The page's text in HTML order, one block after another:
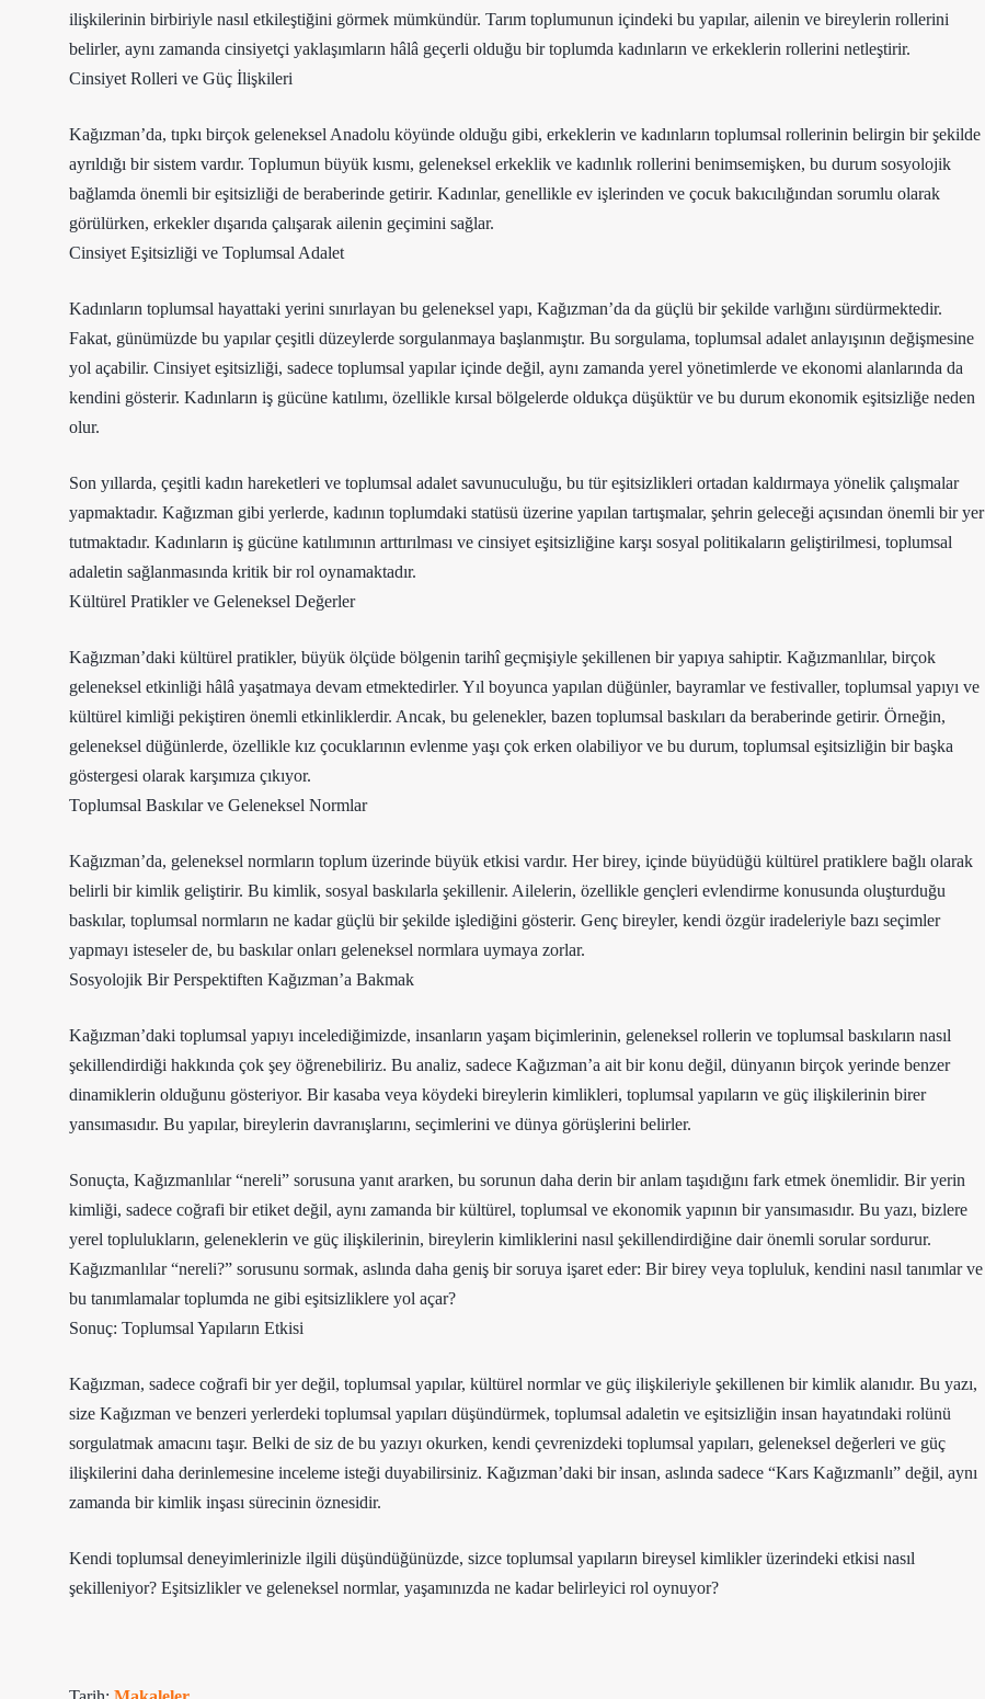
ilişkilerinin birbiriyle nasıl etkileştiğini görmek mümkündür. Tarım toplumunun içindeki bu yapılar, ailenin ve bireylerin rollerini
belirler, aynı zamanda cinsiyetçi yaklaşımların hâlâ geçerli olduğu bir toplumda kadınların ve erkeklerin rollerini netleştirir.
Cinsiyet Rolleri ve Güç İlişkileri
Kağızman’da, tıpkı birçok geleneksel Anadolu köyünde olduğu gibi, erkeklerin ve kadınların toplumsal rollerinin belirgin bir şekilde
ayrıldığı bir sistem vardır. Toplumun büyük kısmı, geleneksel erkeklik ve kadınlık rollerini benimsemişken, bu durum sosyolojik
bağlamda önemli bir eşitsizliği de beraberinde getirir. Kadınlar, genellikle ev işlerinden ve çocuk bakıcılığından sorumlu olarak
görülürken, erkekler dışarıda çalışarak ailenin geçimini sağlar.
Cinsiyet Eşitsizliği ve Toplumsal Adalet
Kadınların toplumsal hayattaki yerini sınırlayan bu geleneksel yapı, Kağızman’da da güçlü bir şekilde varlığını sürdürmektedir.
Fakat, günümüzde bu yapılar çeşitli düzeylerde sorgulanmaya başlanmıştır. Bu sorgulama, toplumsal adalet anlayışının değişmesine
yol açabilir. Cinsiyet eşitsizliği, sadece toplumsal yapılar içinde değil, aynı zamanda yerel yönetimlerde ve ekonomi alanlarında da
kendini gösterir. Kadınların iş gücüne katılımı, özellikle kırsal bölgelerde oldukça düşüktür ve bu durum ekonomik eşitsizliğe neden
olur.
Son yıllarda, çeşitli kadın hareketleri ve toplumsal adalet savunuculuğu, bu tür eşitsizlikleri ortadan kaldırmaya yönelik çalışmalar
yapmaktadır. Kağızman gibi yerlerde, kadının toplumdaki statüsü üzerine yapılan tartışmalar, şehrin geleceği açısından önemli bir yer
tutmaktadır. Kadınların iş gücüne katılımının arttırılması ve cinsiyet eşitsizliğine karşı sosyal politikaların geliştirilmesi, toplumsal
adaletin sağlanmasında kritik bir rol oynamaktadır.
Kültürel Pratikler ve Geleneksel Değerler
Kağızman’daki kültürel pratikler, büyük ölçüde bölgenin tarihî geçmişiyle şekillenen bir yapıya sahiptir. Kağızmanlılar, birçok
geleneksel etkinliği hâlâ yaşatmaya devam etmektedirler. Yıl boyunca yapılan düğünler, bayramlar ve festivaller, toplumsal yapıyı ve
kültürel kimliği pekiştiren önemli etkinliklerdir. Ancak, bu gelenekler, bazen toplumsal baskıları da beraberinde getirir. Örneğin,
geleneksel düğünlerde, özellikle kız çocuklarının evlenme yaşı çok erken olabiliyor ve bu durum, toplumsal eşitsizliğin bir başka
göstergesi olarak karşımıza çıkıyor.
Toplumsal Baskılar ve Geleneksel Normlar
Kağızman’da, geleneksel normların toplum üzerinde büyük etkisi vardır. Her birey, içinde büyüdüğü kültürel pratiklere bağlı olarak
belirli bir kimlik geliştirir. Bu kimlik, sosyal baskılarla şekillenir. Ailelerin, özellikle gençleri evlendirme konusunda oluşturduğu
baskılar, toplumsal normların ne kadar güçlü bir şekilde işlediğini gösterir. Genç bireyler, kendi özgür iradeleriyle bazı seçimler
yapmayı isteseler de, bu baskılar onları geleneksel normlara uymaya zorlar.
Sosyolojik Bir Perspektiften Kağızman’a Bakmak
Kağızman’daki toplumsal yapıyı incelediğimizde, insanların yaşam biçimlerinin, geleneksel rollerin ve toplumsal baskıların nasıl
şekillendirdiği hakkında çok şey öğrenebiliriz. Bu analiz, sadece Kağızman’a ait bir konu değil, dünyanın birçok yerinde benzer
dinamiklerin olduğunu gösteriyor. Bir kasaba veya köydeki bireylerin kimlikleri, toplumsal yapıların ve güç ilişkilerinin birer
yansımasıdır. Bu yapılar, bireylerin davranışlarını, seçimlerini ve dünya görüşlerini belirler.
Sonuçta, Kağızmanlılar “nereli” sorusuna yanıt ararken, bu sorunun daha derin bir anlam taşıdığını fark etmek önemlidir. Bir yerin
kimliği, sadece coğrafi bir etiket değil, aynı zamanda bir kültürel, toplumsal ve ekonomik yapının bir yansımasıdır. Bu yazı, bizlere
yerel toplulukların, geleneklerin ve güç ilişkilerinin, bireylerin kimliklerini nasıl şekillendirdiğine dair önemli sorular sordurur.
Kağızmanlılar “nereli?” sorusunu sormak, aslında daha geniş bir soruya işaret eder: Bir birey veya topluluk, kendini nasıl tanımlar ve
bu tanımlamalar toplumda ne gibi eşitsizliklere yol açar?
Sonuç: Toplumsal Yapıların Etkisi
Kağızman, sadece coğrafi bir yer değil, toplumsal yapılar, kültürel normlar ve güç ilişkileriyle şekillenen bir kimlik alanıdır. Bu yazı,
size Kağızman ve benzeri yerlerdeki toplumsal yapıları düşündürmek, toplumsal adaletin ve eşitsizliğin insan hayatındaki rolünü
sorgulatmak amacını taşır. Belki de siz de bu yazıyı okurken, kendi çevrenizdeki toplumsal yapıları, geleneksel değerleri ve güç
ilişkilerini daha derinlemesine inceleme isteği duyabilirsiniz. Kağızman’daki bir insan, aslında sadece “Kars Kağızmanlı” değil, aynı
zamanda bir kimlik inşası sürecinin öznesidir.
Kendi toplumsal deneyimlerinizle ilgili düşündüğünüzde, sizce toplumsal yapıların bireysel kimlikler üzerindeki etkisi nasıl
şekilleniyor? Eşitsizlikler ve geleneksel normlar, yaşamınızda ne kadar belirleyici rol oynuyor?